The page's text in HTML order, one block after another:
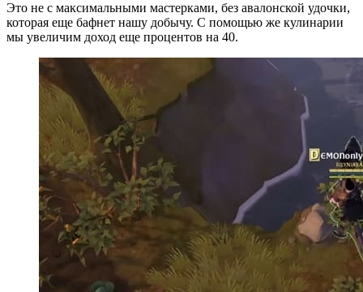
Это не с максимальными мастерками, без авалонской удочки,
которая еще бафнет нашу добычу. С помощью же кулинарии
мы увеличим доход еще процентов на 40.